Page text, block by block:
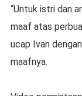
“Untuk istri dan
maaf atas
ucap Ivan
maafnya.